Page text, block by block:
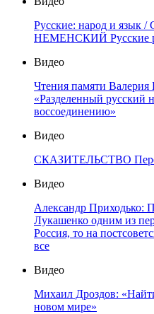
Русские: народ и
НЕМЕНСКИЙ Русские
Видео
Чтения памяти
«Разделенный русский
воссоединению»
Видео
СКАЗИТЕЛЬСТВО
Видео
Александр Приходько:
Лукашенко одним из
Россия, то на
все
Видео
Михаил Дроздов:
новом мире»